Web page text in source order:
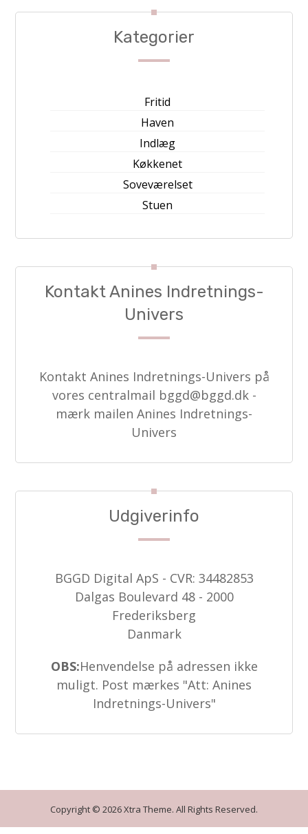
Kategorier
Fritid
Haven
Indlæg
Køkkenet
Soveværelset
Stuen
Kontakt Anines Indretnings-
Univers
Kontakt Anines Indretnings-Univers på
vores centralmail bggd@bggd.dk-
mærk mailen Anines Indretnings-
Univers
Udgiverinfo
BGGD Digital ApS - CVR: 34482853
Dalgas Boulevard 48 - 2000
Frederiksberg
Danmark
OBS:Henvendelse på adressen ikke
muligt. Post mærkes "Att: Anines
Indretnings-Univers"
Copyright © 2026 Xtra Theme. All Rights Reserved.